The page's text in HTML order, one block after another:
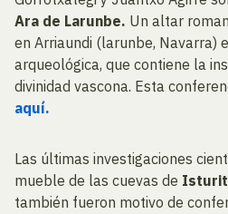
Ara de Larunbe. Un altar
en Arriaundi (larunbe, Navarra)
arqueológica, que contiene la
divinidad vascona. Esta
aquí.
Las últimas investigaciones
mueble de las cuevas de
también fueron motivo de